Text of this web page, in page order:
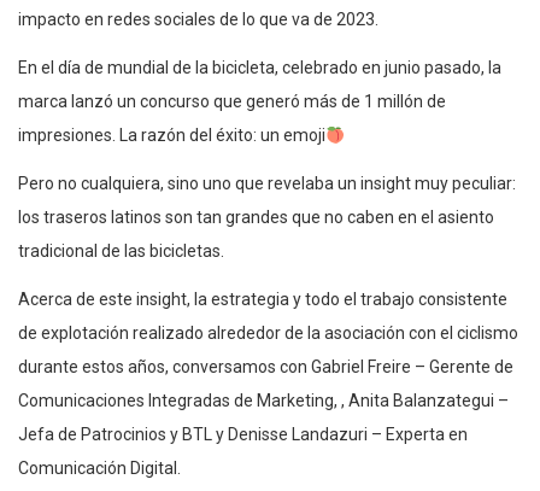
impacto en redes sociales de lo que va de 2023.
En el día de mundial de la bicicleta, celebrado en junio pasado, la
marca lanzó un concurso que generó más de 1 millón de
impresiones. La razón del éxito: un emoji
Pero no cualquiera, sino uno que revelaba un insight muy peculiar:
los traseros latinos son tan grandes que no caben en el asiento
tradicional de las bicicletas.
Acerca de este insight, la estrategia y todo el trabajo consistente
de explotación realizado alrededor de la asociación con el ciclismo
durante estos años, conversamos con Gabriel Freire – Gerente de
Comunicaciones Integradas de Marketing, , Anita Balanzategui –
Jefa de Patrocinios y BTL y Denisse Landazuri – Experta en
Comunicación Digital.